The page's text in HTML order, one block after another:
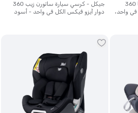
نيو بريز - مقعد سيارة آي-جارديا 360
واحد،
جيكل - كرسي سيارة ساتورن زيب 360
دوار آيزو فيكس الكل في واحد - أسود